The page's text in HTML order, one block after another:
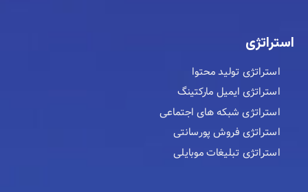
استراتژی
استراتژی تولید محتوا
استراتژی ایمیل مارکتینگ
استراتژی شبکه های اجتماعی
استراتژی فروش پورسانتی
استراتژی تبلیغات موبایلی